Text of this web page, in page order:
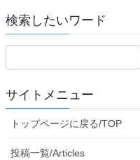
検索したいワード
サイトメニュー
トップページに戻る/TOP
投稿一覧/Articles